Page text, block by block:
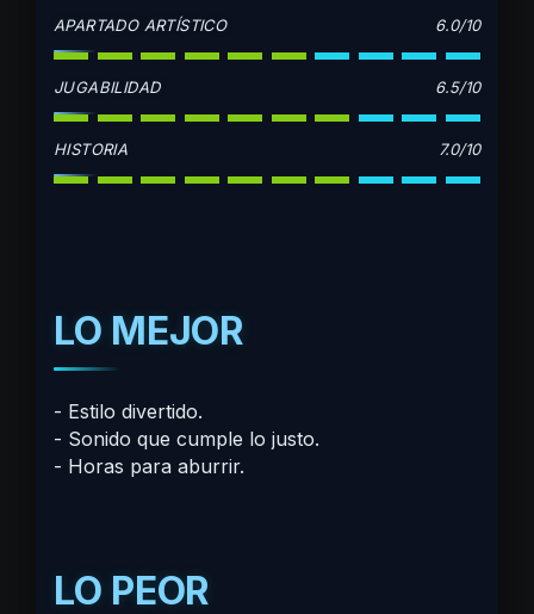
APARTADO ARTÍSTICO 6.0/10
JUGABILIDAD 6.5/10
HISTORIA 7.0/10
LO MEJOR
Estilo divertido.
Sonido que cumple lo justo.
Horas para aburrir.
LO PEOR